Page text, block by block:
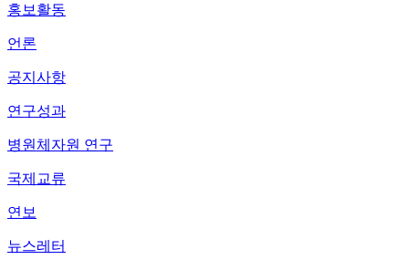
홍보활동
언론
공지사항
연구성과
병원체자원 연구
국제교류
연보
뉴스레터